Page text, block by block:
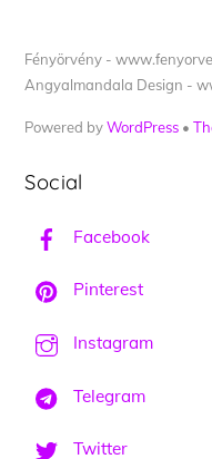
Fényörvény -
Angyalmandala Design -
Powered byWordPress •
Social
Facebook
Pinterest
Instagram
Telegram
Twitter